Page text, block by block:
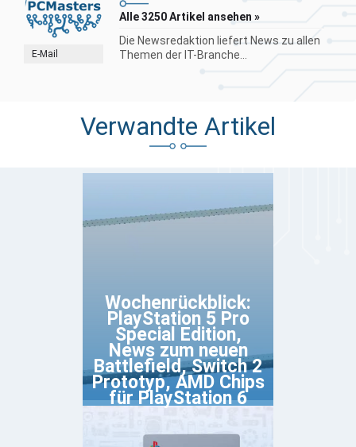
E-Mail
Alle 3250 Artikel ansehen »
Die Newsredaktion liefert News zu allen
Themen der IT-Branche...
Verwandte Artikel
Wochenrückblick:
PlayStation 5 Pro
Special Edition,
News zum neuen
Battlefield, Switch 2
Prototyp, AMD Chips
für PlayStation 6